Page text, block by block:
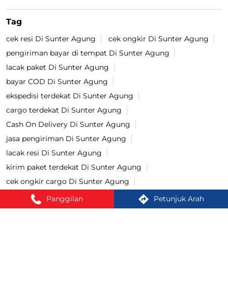
Panggilan Petunjuk Arah
Tag
cek resi Di Sunter Agung
cek ongkir Di Sunter Agung
pengiriman bayar di tempat Di Sunter Agung
lacak paket Di Sunter Agung
bayar COD Di Sunter Agung
ekspedisi terdekat Di Sunter Agung
cargo terdekat Di Sunter Agung
Cash On Delivery Di Sunter Agung
jasa pengiriman Di Sunter Agung
lacak resi Di Sunter Agung
kirim paket terdekat Di Sunter Agung
cek ongkir cargo Di Sunter Agung
jasa pengiriman barang Di Sunter Agung
kirim paket Di Sunter Agung